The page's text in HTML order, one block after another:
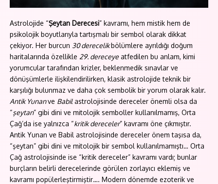
Astrolojide “Şeytan Derecesi” kavramı, hem mistik hem de
psikolojik boyutlarıyla tartışmalı bir sembol olarak dikkat
çekiyor. Her burcun 30 derecelikbölümlere ayrıldığı doğum
haritalarında özellikle 29. dereceyeatfedilen bu anlam, kimi
yorumcular tarafından krizler, beklenmedik sınavlar ve
dönüşümlerle ilişkilendirilirken, klasik astrolojide teknik bir
karşılığı bulunmaz ve daha çok sembolik bir yorum olarak kalır.
Antik Yunanve Babilastrolojisinde dereceler önemli olsa da
“şeytan” gibi dini ve mitolojik semboller kullanılmamış, Orta
Çağ’da ise yalnızca “kritik dereceler” kavramı öne çıkmıştır.
Antik Yunan ve Babil astrolojisinde dereceler önem taşısa da,
“şeytan” gibi dini ve mitolojik bir sembol kullanılmamıştı… Orta
Çağ astrolojisinde ise “kritik dereceler” kavramı vardı; bunlar
burçların belirli derecelerinde görülen zorlayıcı eklemiş ve
kavramı popülerleştirmiştir…. Modern dönemde ezoterik ve